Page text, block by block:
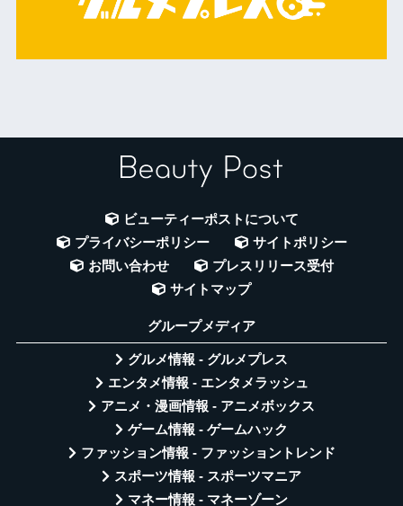
ビューティーポストについて
プライバシーポリシー
サイトポリシー
お問い合わせ
プレスリリース受付
サイトマップ
グループメディア
グルメ情報 - グルメプレス
エンタメ情報 - エンタメラッシュ
アニメ・漫画情報 - アニメボックス
ゲーム情報 - ゲームハック
ファッション情報 - ファッショントレンド
スポーツ情報 - スポーツマニア
マネー情報 - マネーゾーン